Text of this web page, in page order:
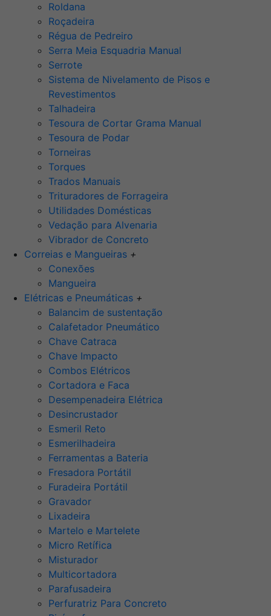
Roldana
Roçadeira
Régua de Pedreiro
Serra Meia Esquadria Manual
Serrote
Sistema de Nivelamento de Pisos e
Revestimentos
Talhadeira
Tesoura de Cortar Grama Manual
Tesoura de Podar
Torneiras
Torques
Trados Manuais
Trituradores de Forrageira
Utilidades Domésticas
Vedação para Alvenaria
Vibrador de Concreto
Correias e Mangueiras +
Conexões
Mangueira
Elétricas e Pneumáticas +
Balancim de sustentação
Calafetador Pneumático
Chave Catraca
Chave Impacto
Combos Elétricos
Cortadora e Faca
Desempenadeira Elétrica
Desincrustador
Esmeril Reto
Esmerilhadeira
Ferramentas a Bateria
Fresadora Portátil
Furadeira Portátil
Gravador
Lixadeira
Martelo e Martelete
Micro Retífica
Misturador
Multicortadora
Parafusadeira
Perfuratriz Para Concreto